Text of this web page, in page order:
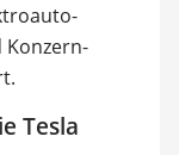
Konzern-
Tesla